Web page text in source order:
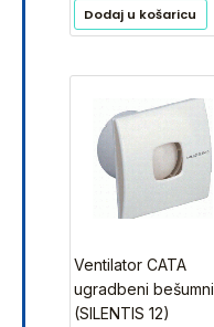
Dodaj u košaricu
Ventilator CATA
ugradbeni bešumni
(SILENTIS 12)